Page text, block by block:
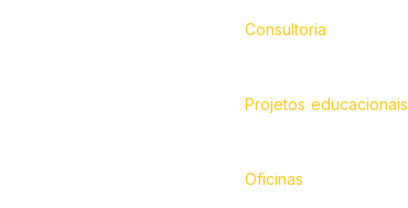
Consultoria
Projetos educacionais
Oficinas